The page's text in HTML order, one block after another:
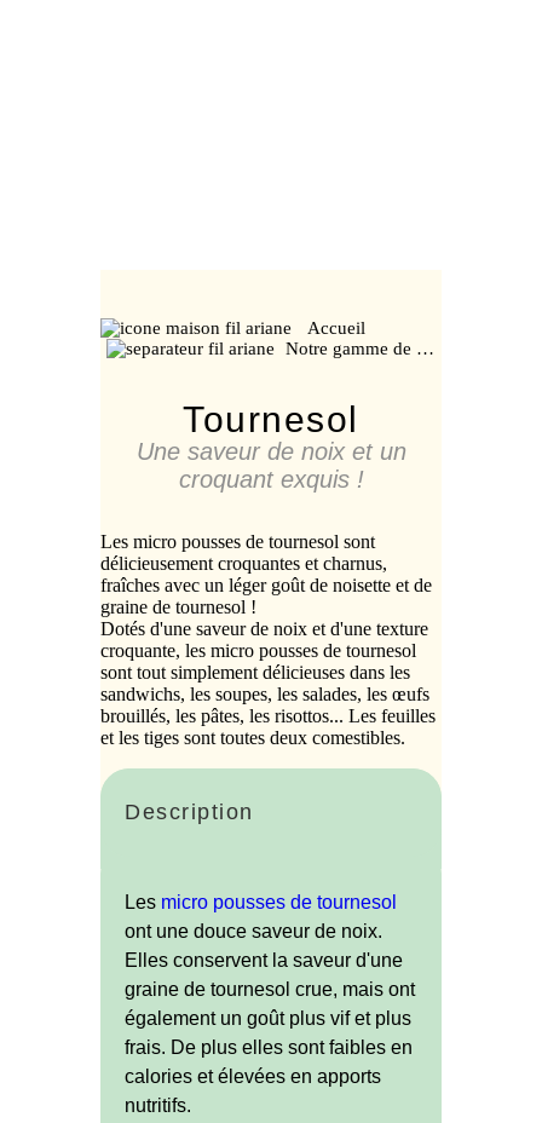
Accueil
Notre gamme de …
Tournesol
Une saveur de noix et un
croquant exquis !
Les micro pousses de tournesol sont
délicieusement croquantes et charnus,
fraîches avec un léger goût de noisette et de
graine de tournesol !
Dotés d'une saveur de noix et d'une texture
croquante, les micro pousses de tournesol
sont tout simplement délicieuses dans les
sandwichs, les soupes, les salades, les œufs
brouillés, les pâtes, les risottos... Les feuilles
et les tiges sont toutes deux comestibles.
Description
Les micro pousses de tournesol
ont une douce saveur de noix.
Elles conservent la saveur d'une
graine de tournesol crue, mais ont
également un goût plus vif et plus
frais. De plus elles sont faibles en
calories et élevées en apports
nutritifs.